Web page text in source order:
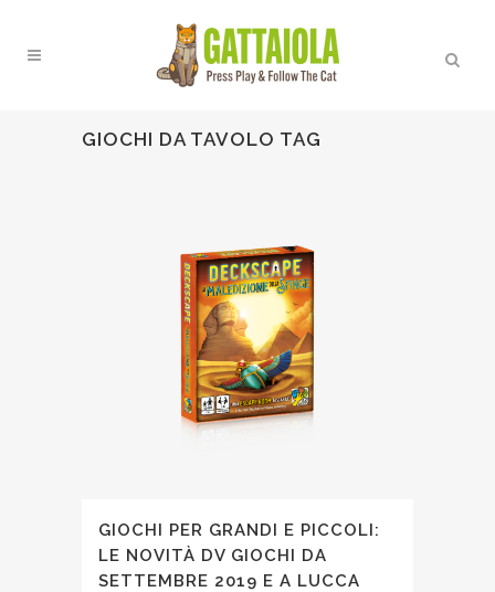
GIOCHI DA TAVOLO TAG
GIOCHI PER GRANDI E PICCOLI:
LE NOVITÀ DV GIOCHI DA
SETTEMBRE 2019 E A LUCCA